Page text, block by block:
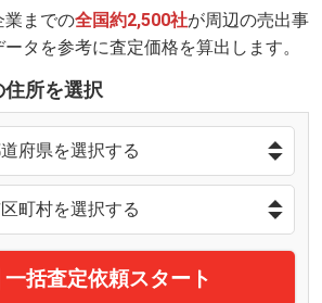
業までの全国約2,500社が周辺の売出事
タを参考に査定価格を算出します。
所を選択
一括査定依頼スタート